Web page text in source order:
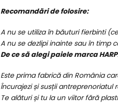
Recomandări de folosire:
A nu se utiliza în băuturi fierbinti
A nu se dezlipi inainte sau în timp
De ce să alegi paiele marca
Este prima fabrică din România
Încurajezi și susții antreprenoriatul
Te alături și tu la un viitor fără